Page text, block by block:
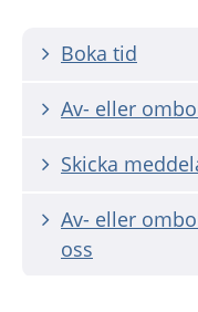
Boka tid
Av- eller
Skicka
Av- eller
oss